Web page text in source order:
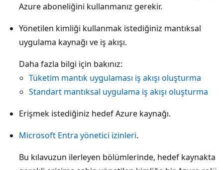
Azure aboneliğini kullanmanız gerekir.
Yönetilen kimliği kullanmak istediğiniz mantıksal
uygulama kaynağı ve iş akışı.
Daha fazla bilgi için bakınız:
Tüketim mantık uygulaması iş akışı oluşturma
Standart mantıksal uygulama iş akışı oluşturma
Erişmek istediğiniz hedef Azure kaynağı.
Microsoft Entra yönetici izinleri.
Bu kılavuzun ilerleyen bölümlerinde, hedef kaynakta